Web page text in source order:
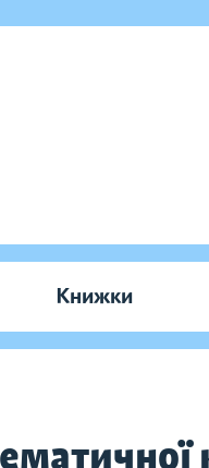
Книжки